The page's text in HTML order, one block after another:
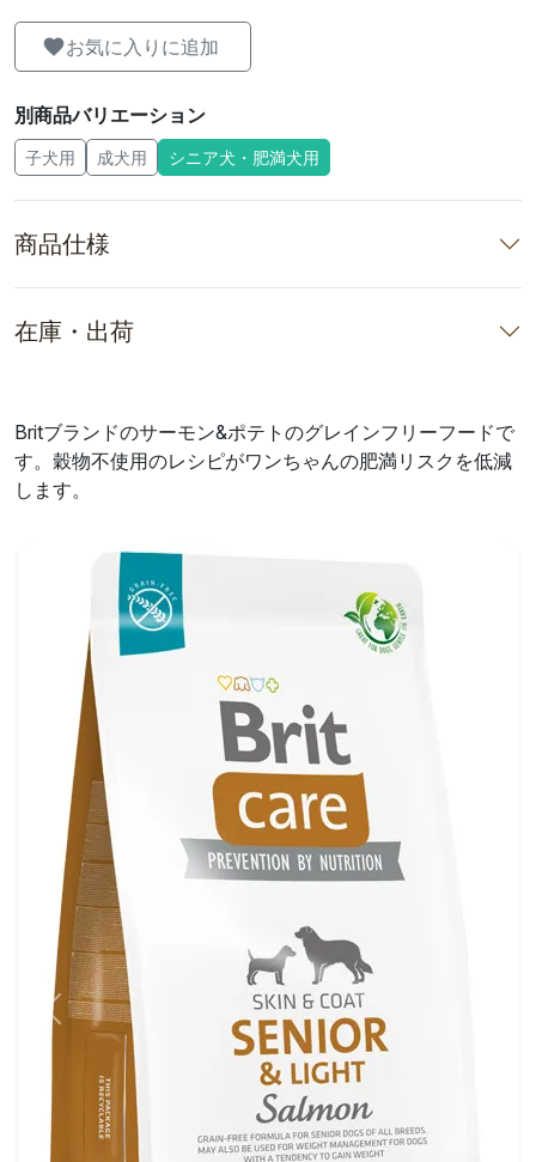
お気に入りに追加
別商品バリエーション
子犬用 成犬用 シニア犬・肥満犬用
商品仕様
在庫・出荷
Britブランドのサーモン&ポテトのグレインフリーフードで
す。穀物不使用のレシピがワンちゃんの肥満リスクを低減
します。
前へ